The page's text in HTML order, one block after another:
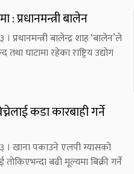
: प्रधानमन्त्री बालेन
प्रधानमन्त्री बालेन्द्र शाह ‘बालेन’ले
घाटामा रहेका राष्ट्रिय उद्योग
कडा कारबाही गर्ने
। खाना पकाउने एलपी ग्यासको
बढी मूल्यमा बिक्री गर्ने